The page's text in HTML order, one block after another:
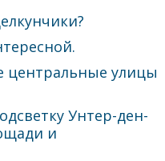
центральные улицы
Унтер-ден-
и